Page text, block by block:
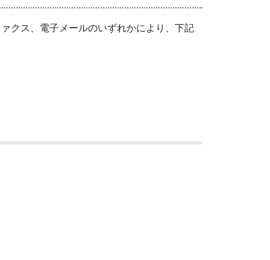
クス、電子メールのいずれかにより、下記